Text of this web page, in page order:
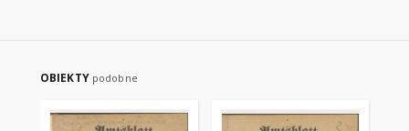
OBIEKTY podobne